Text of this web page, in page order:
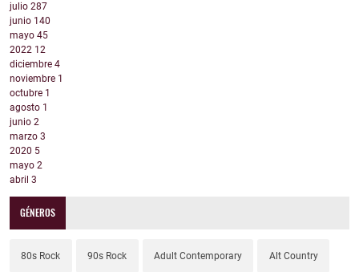
julio 287
junio 140
mayo 45
2022 12
diciembre 4
noviembre 1
octubre 1
agosto 1
junio 2
marzo 3
2020 5
mayo 2
abril 3
GÉNEROS
80s Rock 90s Rock Adult Contemporary Alt Country